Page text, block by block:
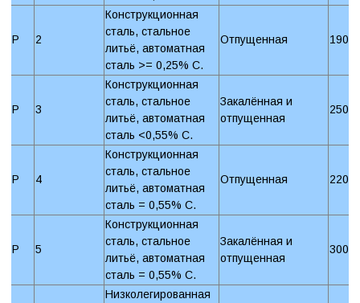
P 2
Конструкционная
сталь, стальное
литьё, автоматная
сталь >= 0,25% C.
Отпущенная 190
P 3
Конструкционная
сталь, стальное
литьё, автоматная
сталь <0,55% C.
Закалённая и
отпущенная
250
P 4
Конструкционная
сталь, стальное
литьё, автоматная
сталь = 0,55% C.
Отпущенная 220
P 5
Конструкционная
сталь, стальное
литьё, автоматная
сталь = 0,55% C.
Закалённая и
отпущенная
300
Низколегированная